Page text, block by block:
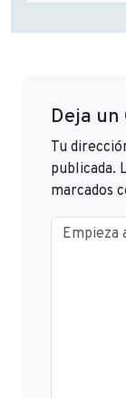
Deja
Tu
publicada.
marcados